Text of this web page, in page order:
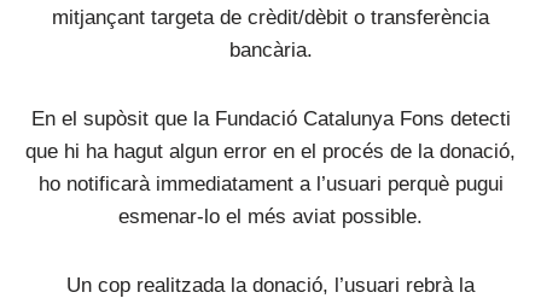
mitjançant targeta de crèdit/dèbit o transferència
bancària.
En el supòsit que la Fundació Catalunya Fons detecti
que hi ha hagut algun error en el procés de la donació,
ho notificarà immediatament a l’usuari perquè pugui
esmenar-lo el més aviat possible.
Un cop realitzada la donació, l’usuari rebrà la